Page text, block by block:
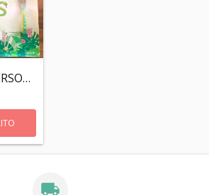
INDIVIDUALES PERSONALIZADOS